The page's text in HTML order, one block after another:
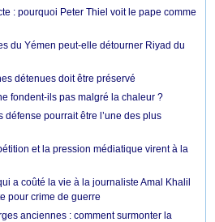
: pourquoi Peter Thiel voit le pape comme
du Yémen peut-elle détourner Riyad du
détenues doit être préservé
fondent-ils pas malgré la chaleur ?
défense pourrait être l’une des plus
et la pression médiatique virent à la
a coûté la vie à la journaliste Amal Khalil
pour crime de guerre
anciennes : comment surmonter la